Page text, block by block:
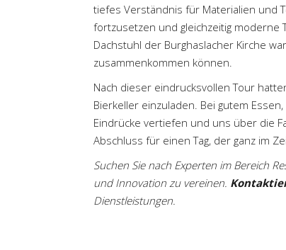
tiefes Verständnis für Materialien und
fortzusetzen und gleichzeitig moderne
Dachstuhl der Burghaslacher Kirche
zusammenkommen können.
Nach dieser eindrucksvollen Tour
Bierkeller einzuladen. Bei gutem
Eindrücke vertiefen und uns über die
Abschluss für einen Tag, der ganz im
Suchen Sie nach Experten im Bereich
und Innovation zu vereinen.
Dienstleistungen.